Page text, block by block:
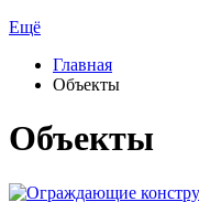
Ещё
Главная
Объекты
Объекты